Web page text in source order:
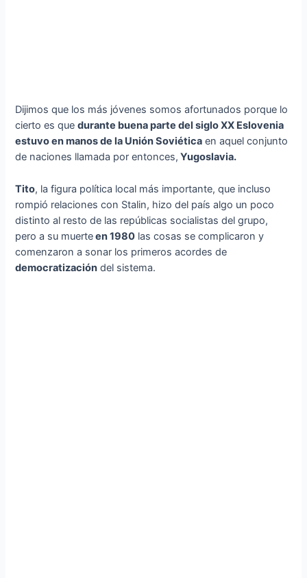
Dijimos que los más jóvenes somos afortunados porque lo
cierto es quedurante buena parte del siglo XX Eslovenia
estuvo en manos de la Unión Soviética en aquel conjunto
de naciones llamada por entonces, Yugoslavia.
Tito, la figura política local más importante, que incluso
rompió relaciones con Stalin, hizo del país algo un poco
distinto al resto de las repúblicas socialistas del grupo,
pero a su muerteen 1980 las cosas se complicaron y
comenzaron a sonar los primeros acordes de
democratización del sistema.